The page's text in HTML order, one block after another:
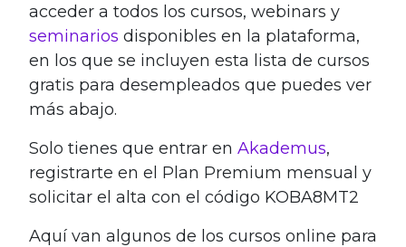
acceder a todos los cursos, webinars y
seminarios disponibles en la plataforma,
en los que se incluyen esta lista de cursos
gratis para desempleados que puedes ver
más abajo.
Solo tienes que entrar en Akademus,
registrarte en el Plan Premium mensual y
solicitar el alta con el código KOBA8MT2
Aquí van algunos de los cursos online para